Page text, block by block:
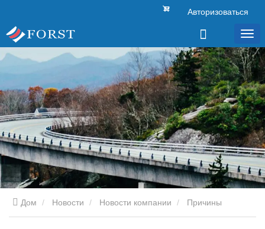
Авторизоваться
Дом Новости Новости компании